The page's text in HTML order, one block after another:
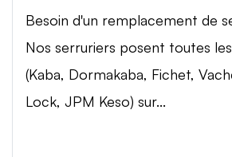
Besoin d'un remplacement de
Nos serruriers posent toutes
(Kaba, Dormakaba, Fichet,
Lock, JPM Keso) sur...